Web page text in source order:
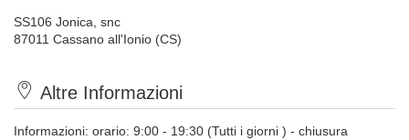
SS106 Jonica, snc
87011 Cassano all'Ionio (CS)
Altre Informazioni
Informazioni: orario: 9:00 - 19:30 (Tutti i giorni ) - chiusura